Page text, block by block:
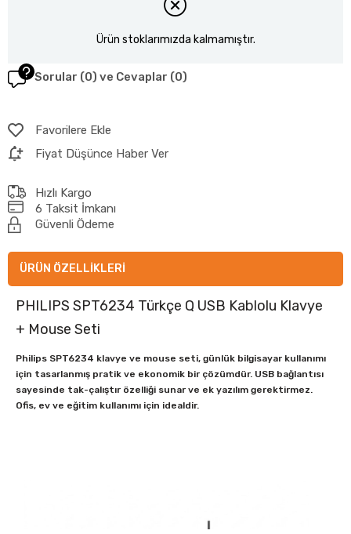
Ürün stoklarımızda kalmamıştır.
Sorular (0) ve Cevaplar (0)
Favorilere Ekle
Fiyat Düşünce Haber Ver
Hızlı Kargo
6 Taksit İmkanı
Güvenli Ödeme
ÜRÜN ÖZELLIKLERI
PHILIPS SPT6234 Türkçe Q USB Kablolu Klavye
+ Mouse Seti
Philips SPT6234 klavye ve mouse seti, günlük bilgisayar kullanımı
için tasarlanmış pratik ve ekonomik bir çözümdür. USB bağlantısı
sayesinde tak-çalıştır özelliği sunar ve ek yazılım gerektirmez.
Ofis, ev ve eğitim kullanımı için idealdir.